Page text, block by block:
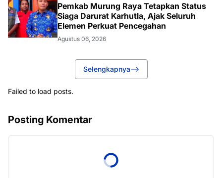
Pemkab Murung Raya Tetapkan Status
Siaga Darurat Karhutla, Ajak Seluruh
Elemen Perkuat Pencegahan
Agustus 06, 2026
Selengkapnya
Failed to load posts.
Posting Komentar